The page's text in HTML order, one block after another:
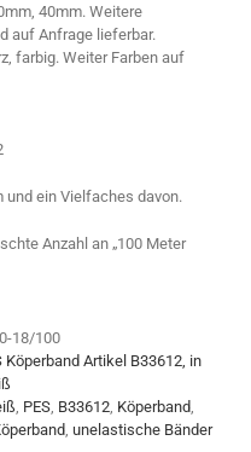
40mm. Weitere
auf Anfrage lieferbar.
farbig. Weiter Farben auf
und ein Vielfaches davon.
Anzahl an „100 Meter
18/100
Köperband Artikel B33612, in
, PES, B33612, Köperband,
, unelastische Bänder